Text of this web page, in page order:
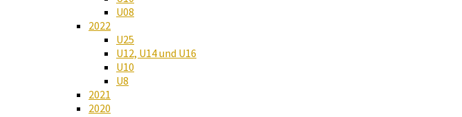
U08
2022
U25
U12, U14 und U16
U10
U8
2021
2020